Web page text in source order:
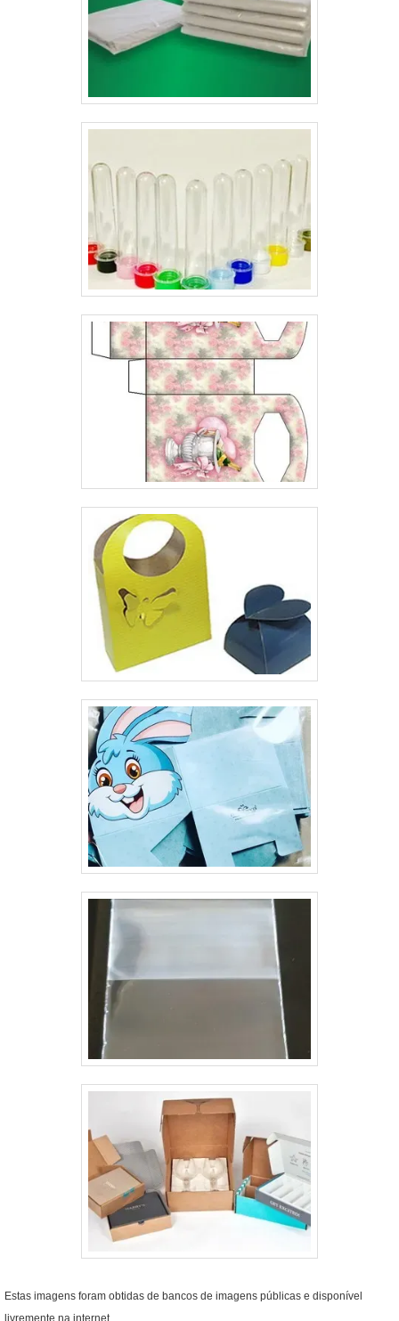
Geralmente estas solapas possuem informações
acerca do produto, seja ele qual for, o que torna-os
ainda mais fácil de serem identificados. Por essas
seus concorrentes..
Estas imagens foram obtidas de bancos de imagens públicas e disponível
livremente na internet